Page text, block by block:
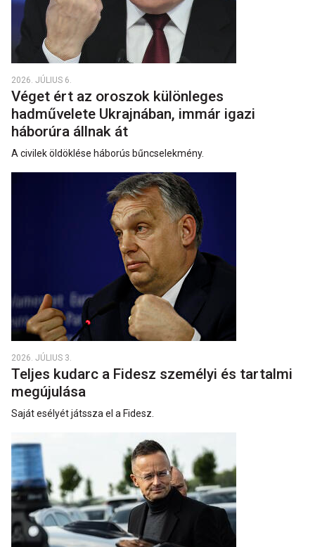
2026. JÚLIUS 6.
Véget ért az oroszok különleges
hadművelete Ukrajnában, immár igazi
háborúra állnak át
A civilek öldöklése háborús bűncselekmény.
2026. JÚLIUS 3.
Teljes kudarc a Fidesz személyi és tartalmi
megújulása
Saját esélyét játssza el a Fidesz.